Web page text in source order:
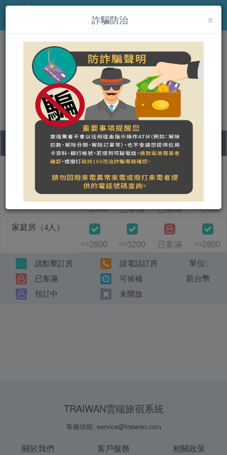
MENU
台東馬約卡民宿
營登名稱：台東馬約卡民宿 - 台東縣合法民宿865號
合法民宿 臺東縣1030239664號
標準房2人房
家庭房（4人）
06
四
07
五
六
NT$1800 已客滿 已客滿 NT$1800
NT$ 2800 NT$ 3200 已客滿 NT$ 2800
請點擊訂房
請電話訂房
已客滿
可候補
預訂中
未開放
單位:
新台幣
×
詐騙防治
TRAIWAN雲端旅宿系統
客服信箱: service@traiwan.com
關於我們 客戶服務 相關政策